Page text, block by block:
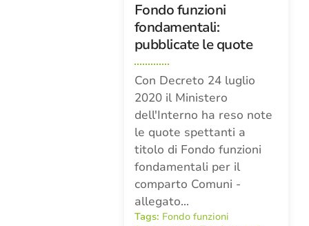
Fondo funzioni
fondamentali:
pubblicate le quote
Con Decreto 24 luglio
2020 il Ministero
dell'Interno ha reso note
le quote spettanti a
titolo di Fondo funzioni
fondamentali per il
comparto Comuni -
allegato…
Tags: Fondo funzioni